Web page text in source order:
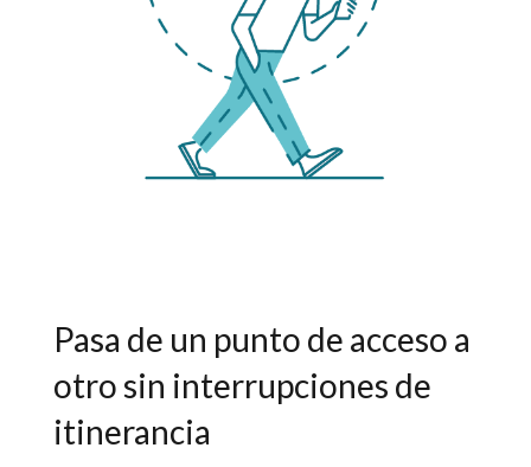
Pasa de un punto de acceso a
otro sin interrupciones de
itinerancia